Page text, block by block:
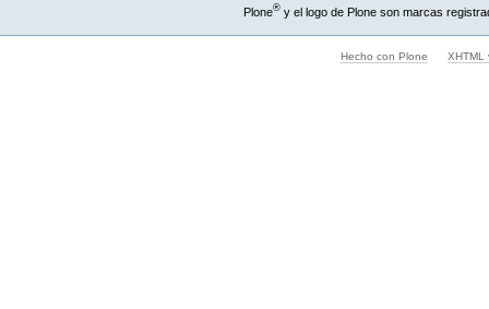
Plone®y el logo de Plone son marcas
Hecho con Plone XHTML